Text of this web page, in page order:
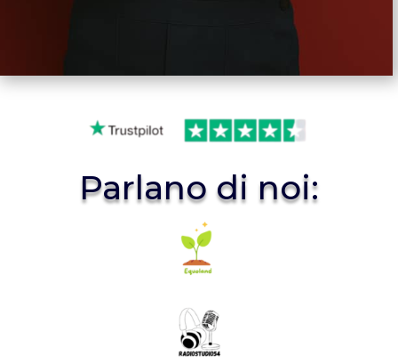
Parlano di noi: